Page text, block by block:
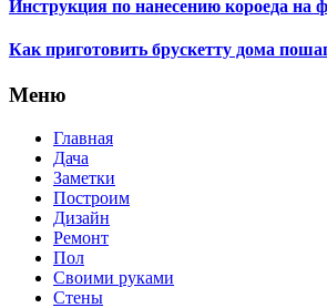
Инструкция по нанесению короеда на
Как приготовить брускетту дома
Меню
Главная
Дача
Заметки
Построим
Дизайн
Ремонт
Пол
Своими руками
Стены